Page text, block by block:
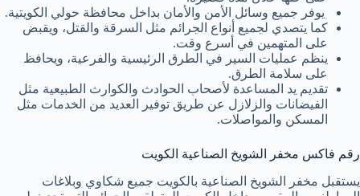
يوفر جميع وسائل الأمن والأمان بداخل محافظة حولي الكويتية.
كما يتصدي لجميع أنواع الجرائم مثل السرقة والقتل، ويقبض
على المتهمين في أسرع وقت.
ينظم عمليات السير في الطرق الرئيسية والفرعية، ويحافظ
على سلامة الطرق.
تقديم يد المساعدة لأصحاب الحوادث والكوارث الطبيعية مثل
الفيضانات والزلازل عن طريق توفير العديد من الخدمات مثل
المسكن والمواصلات.
رقم فاكس مخفر الشويخ الصناعية الكويت
يستقبل مخفر الشويخ الصناعية بالكويت جميع شكاوي وبلاغات